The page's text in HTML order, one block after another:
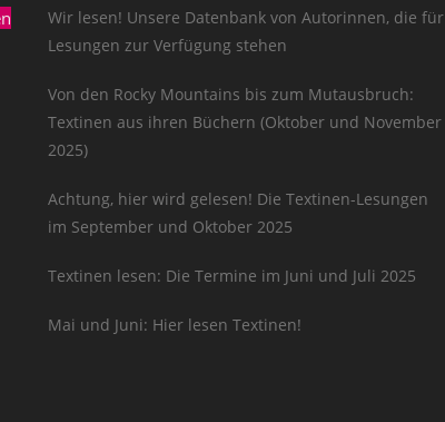
Wir lesen! Unsere Datenbank von Autorinnen, die für
Lesungen zur Verfügung stehen
Von den Rocky Mountains bis zum Mutausbruch:
Textinen aus ihren Büchern (Oktober und November
2025)
Achtung, hier wird gelesen! Die Textinen-Lesungen
im September und Oktober 2025
Textinen lesen: Die Termine im Juni und Juli 2025
Mai und Juni: Hier lesen Textinen!